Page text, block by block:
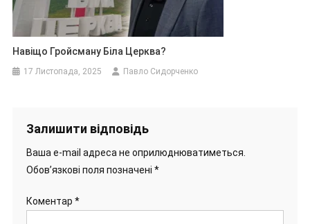
Навіщо Гройсману Біла Церква?
17 Листопада, 2025 Павло Сидорченко
Залишити відповідь
Ваша e-mail адреса не оприлюднюватиметься.
Обов’язкові поля позначені *
Коментар *